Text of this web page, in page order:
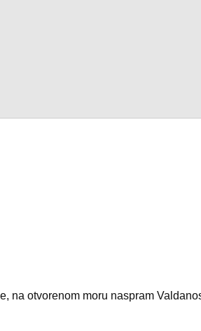
na otvorenom moru naspram